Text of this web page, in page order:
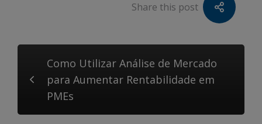
Share this post
Como Utilizar Análise de Mercado
para Aumentar Rentabilidade em
PMEs